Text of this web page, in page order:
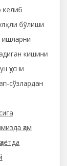
келиб
бўлиши
ишларни
кишини
ҳусни
сўзлардан
ҳам